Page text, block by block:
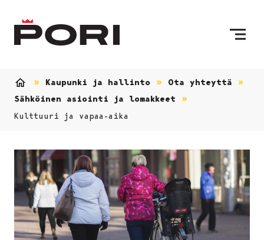
Kaupunki ja hallinto
Ota yhteyttä
Sähköinen asiointi ja lomakkeet
Kulttuuri ja vapaa-aika